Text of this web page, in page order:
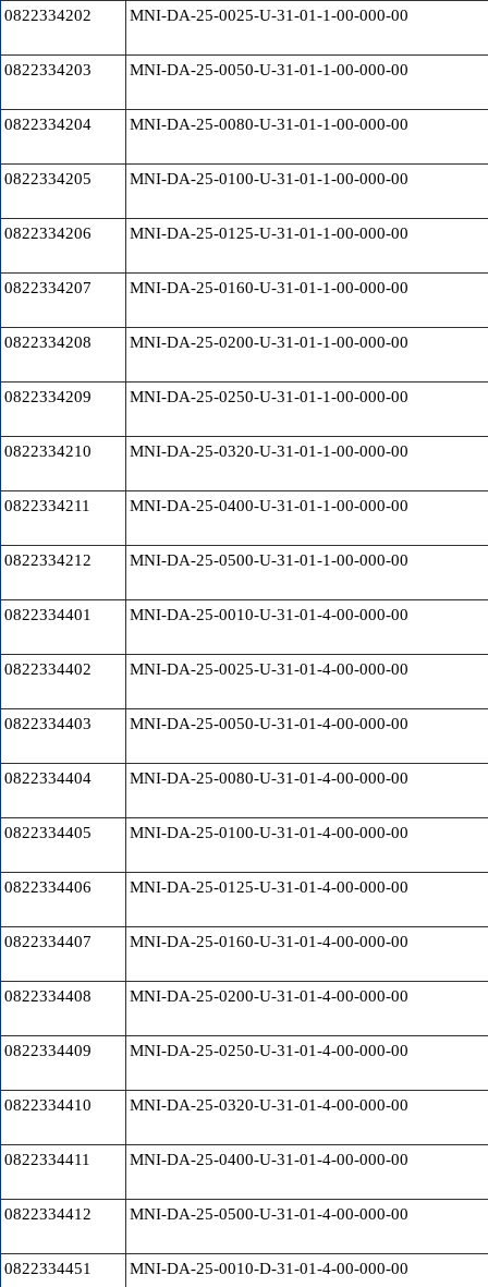
0822334202 MNI-DA-25-0025-U-31-01-1-00-000-00
0822334203 MNI-DA-25-0050-U-31-01-1-00-000-00
0822334204 MNI-DA-25-0080-U-31-01-1-00-000-00
0822334205 MNI-DA-25-0100-U-31-01-1-00-000-00
0822334206 MNI-DA-25-0125-U-31-01-1-00-000-00
0822334207 MNI-DA-25-0160-U-31-01-1-00-000-00
0822334208 MNI-DA-25-0200-U-31-01-1-00-000-00
0822334209 MNI-DA-25-0250-U-31-01-1-00-000-00
0822334210 MNI-DA-25-0320-U-31-01-1-00-000-00
0822334211 MNI-DA-25-0400-U-31-01-1-00-000-00
0822334212 MNI-DA-25-0500-U-31-01-1-00-000-00
0822334401 MNI-DA-25-0010-U-31-01-4-00-000-00
0822334402 MNI-DA-25-0025-U-31-01-4-00-000-00
0822334403 MNI-DA-25-0050-U-31-01-4-00-000-00
0822334404 MNI-DA-25-0080-U-31-01-4-00-000-00
0822334405 MNI-DA-25-0100-U-31-01-4-00-000-00
0822334406 MNI-DA-25-0125-U-31-01-4-00-000-00
0822334407 MNI-DA-25-0160-U-31-01-4-00-000-00
0822334408 MNI-DA-25-0200-U-31-01-4-00-000-00
0822334409 MNI-DA-25-0250-U-31-01-4-00-000-00
0822334410 MNI-DA-25-0320-U-31-01-4-00-000-00
0822334411 MNI-DA-25-0400-U-31-01-4-00-000-00
0822334412 MNI-DA-25-0500-U-31-01-4-00-000-00
0822334451 MNI-DA-25-0010-D-31-01-4-00-000-00